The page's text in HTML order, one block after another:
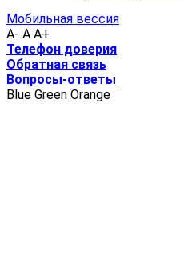
Мобильная вессия
A- A A+
Телефон доверия
Обратная связь
Вопросы-ответы
Blue Green Orange